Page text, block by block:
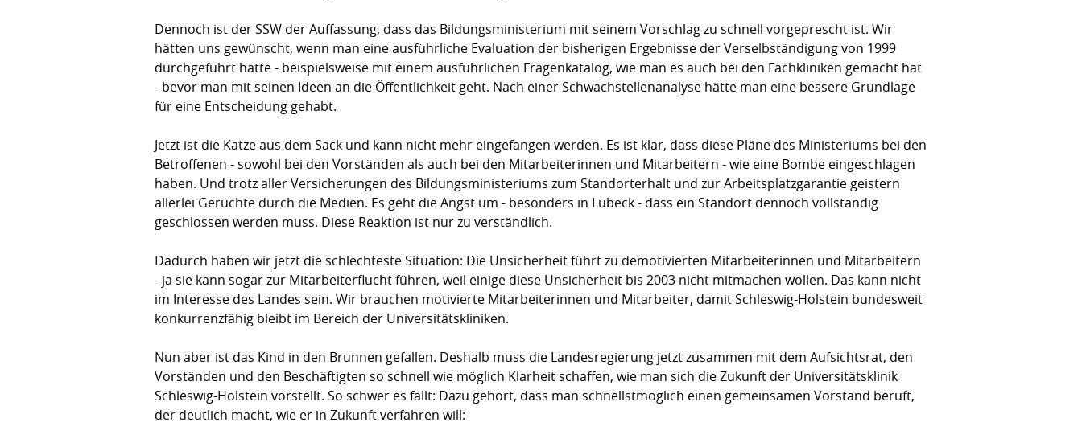
Dennoch ist der SSW der Auffassung, dass das Bildungsministerium mit seinem Vorschlag zu schnell vorgeprescht ist. Wir
hätten uns gewünscht, wenn man eine ausführliche Evaluation der bisherigen Ergebnisse der Verselbständigung von 1999
durchgeführt hätte - beispielsweise mit einem ausführlichen Fragenkatalog, wie man es auch bei den Fachkliniken gemacht hat
- bevor man mit seinen Ideen an die Öffentlichkeit geht. Nach einer Schwachstellenanalyse hätte man eine bessere Grundlage
für eine Entscheidung gehabt.
Jetzt ist die Katze aus dem Sack und kann nicht mehr eingefangen werden. Es ist klar, dass diese Pläne des Ministeriums bei den
Betroffenen - sowohl bei den Vorständen als auch bei den Mitarbeiterinnen und Mitarbeitern - wie eine Bombe eingeschlagen
haben. Und trotz aller Versicherungen des Bildungsministeriums zum Standorterhalt und zur Arbeitsplatzgarantie geistern
allerlei Gerüchte durch die Medien. Es geht die Angst um - besonders in Lübeck - dass ein Standort dennoch vollständig
geschlossen werden muss. Diese Reaktion ist nur zu verständlich.
Dadurch haben wir jetzt die schlechteste Situation: Die Unsicherheit führt zu demotivierten Mitarbeiterinnen und Mitarbeitern
- ja sie kann sogar zur Mitarbeiterflucht führen, weil einige diese Unsicherheit bis 2003 nicht mitmachen wollen. Das kann nicht
im Interesse des Landes sein. Wir brauchen motivierte Mitarbeiterinnen und Mitarbeiter, damit Schleswig-Holstein bundesweit
konkurrenzfähig bleibt im Bereich der Universitätskliniken.
Nun aber ist das Kind in den Brunnen gefallen. Deshalb muss die Landesregierung jetzt zusammen mit dem Aufsichtsrat, den
Vorständen und den Beschäftigten so schnell wie möglich Klarheit schaffen, wie man sich die Zukunft der Universitätsklinik
Schleswig-Holstein vorstellt. So schwer es fällt: Dazu gehört, dass man schnellstmöglich einen gemeinsamen Vorstand beruft,
der deutlich macht, wie er in Zukunft verfahren will: